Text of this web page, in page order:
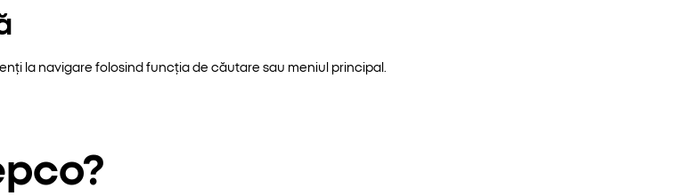
la navigare folosind funcția de căutare sau meniul principal.